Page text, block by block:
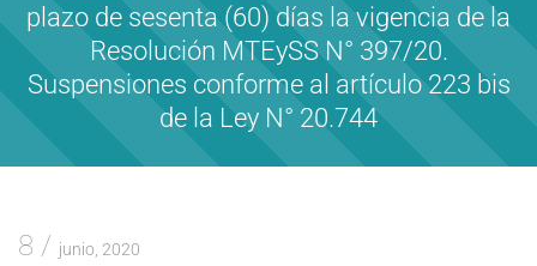
plazo de sesenta (60) días la vigencia de la
Resolución MTEySS N° 397/20.
Suspensiones conforme al artículo 223 bis
de la Ley N° 20.744
8 junio, 2020